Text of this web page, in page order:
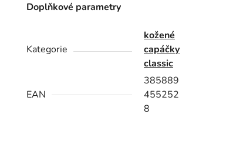
Doplňkové parametry
Kategorie
kožené
capáčky
classic
EAN
385889
455252
8